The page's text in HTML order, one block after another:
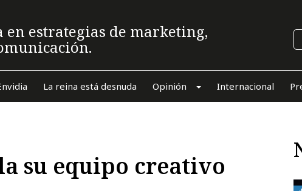
estrategias de marketing,
La reina está desnuda Opinión Internacional
su equipo creativo